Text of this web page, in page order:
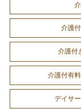
介護
介護付
介護付有
デイサ